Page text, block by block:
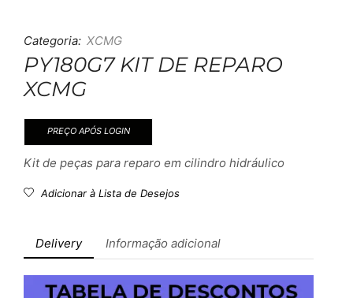
Categoria: XCMG
PY180G7 KIT DE REPARO
XCMG
PREÇO APÓS LOGIN
Kit de peças para reparo em cilindro hidráulico
Adicionar à Lista de Desejos
Delivery Informação adicional